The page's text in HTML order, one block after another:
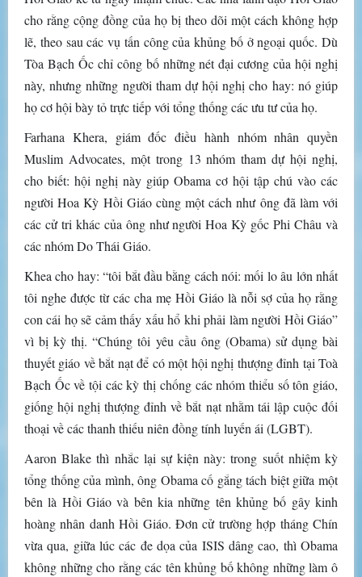
cho rằng cộng đồng của họ bị theo dõi một cách không hợp
lẽ, theo sau các vụ tấn công của khủng bố ở ngoại quốc. Dù
Tòa Bạch Ốc chỉ công bố những nét đại cương của hội nghị
này, nhưng những người tham dự hội nghị cho hay: nó giúp
họ cơ hội bày tỏ trực tiếp với tổng thống các ưu tư của họ.
Farhana Khera, giám đốc điều hành nhóm nhân quyền
Muslim Advocates, một trong 13 nhóm tham dự hội nghị,
cho biết: hội nghị này giúp Obama cơ hội tập chú vào các
người Hoa Kỳ Hồi Giáo cùng một cách như ông đã làm với
các cử tri khác của ông như người Hoa Kỳ gốc Phi Châu và
các nhóm Do Thái Giáo.
Khea cho hay: “tôi bắt đầu bằng cách nói: mối lo âu lớn nhất
tôi nghe được từ các cha mẹ Hồi Giáo là nỗi sợ của họ rằng
con cái họ sẽ cảm thấy xấu hổ khi phải làm người Hồi Giáo”
vì bị kỳ thị. “Chúng tôi yêu cầu ông (Obama) sử dụng bài
thuyết giáo về bắt nạt để có một hội nghị thượng đỉnh tại Toà
Bạch Ốc về tội các kỳ thị chống các nhóm thiểu số tôn giáo,
giống hội nghị thượng đỉnh về bắt nạt nhằm tái lập cuộc đối
thoại về các thanh thiếu niên đồng tính luyến ái (LGBT).
Aaron Blake thì nhắc lại sự kiện này: trong suốt nhiệm kỳ
tổng thống của mình, ông Obama cố gắng tách biệt giữa một
bên là Hồi Giáo và bên kia những tên khủng bố gây kinh
hoàng nhân danh Hồi Giáo. Đơn cử trường hợp tháng Chín
vừa qua, giữa lúc các đe dọa của ISIS dâng cao, thì Obama
không những cho rằng các tên khủng bố không những làm ô